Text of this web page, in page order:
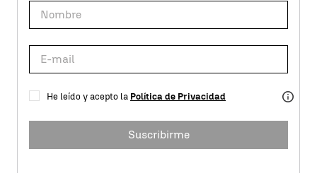
He leído y acepto la Política de Privacidad
Suscribirme